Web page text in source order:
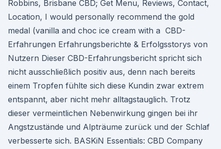
Robbins, Brisbane CBD; Get Menu, Reviews, Contact,
Location, I would personally recommend the gold
medal (vanilla and choc ice cream with a CBD-
Erfahrungen Erfahrungsberichte & Erfolgsstorys von
Nutzern Dieser CBD-Erfahrungsbericht spricht sich
nicht ausschließlich positiv aus, denn nach bereits
einem Tropfen fühlte sich diese Kundin zwar extrem
entspannt, aber nicht mehr alltagstauglich. Trotz
dieser vermeintlichen Nebenwirkung gingen bei ihr
Angstzustände und Alpträume zurück und der Schlaf
verbesserte sich. BASKiN Essentials: CBD Company